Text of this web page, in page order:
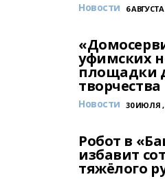
Новости 6 АВГУСТА
уфимских
площадки
творчества
Новости 30 ИЮЛЯ ,
Робот в
избавит
тяжёлого